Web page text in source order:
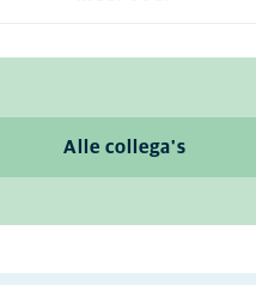
Alle collega's